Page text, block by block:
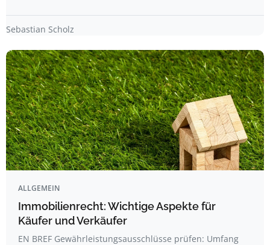
Sebastian Scholz
ALLGEMEIN
Immobilienrecht: Wichtige Aspekte für
Käufer und Verkäufer
EN BREF Gewährleistungsausschlüsse prüfen: Umfang